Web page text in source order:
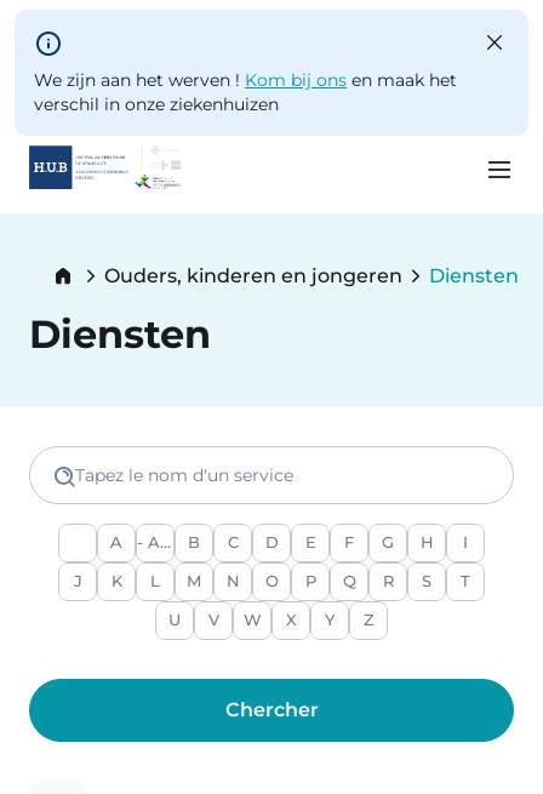
Skip to main content
We zijn aan het werven ! Kom bij ons en maak het
verschil in onze ziekenhuizen
content
Breadcrumb
Ouders, kinderen en jongeren Diensten
Diensten
Tapez le nom d'un service
A - Alle - B C D E F G H
J K M N O P Q R S T
U V W X Y Z